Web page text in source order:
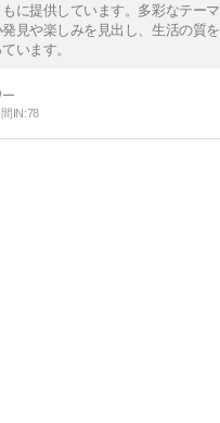
に提供しています。多彩なテーマ
見や楽しみを見出し、生活の質
います。
間IN:78